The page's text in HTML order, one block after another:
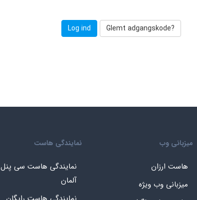
Glemt adgangskode?
میزبانی وب
هاست ارزان
میزبانی وب ویژه
نمایندگی هاست
نمایندگی هاست سی پنل
آلمان